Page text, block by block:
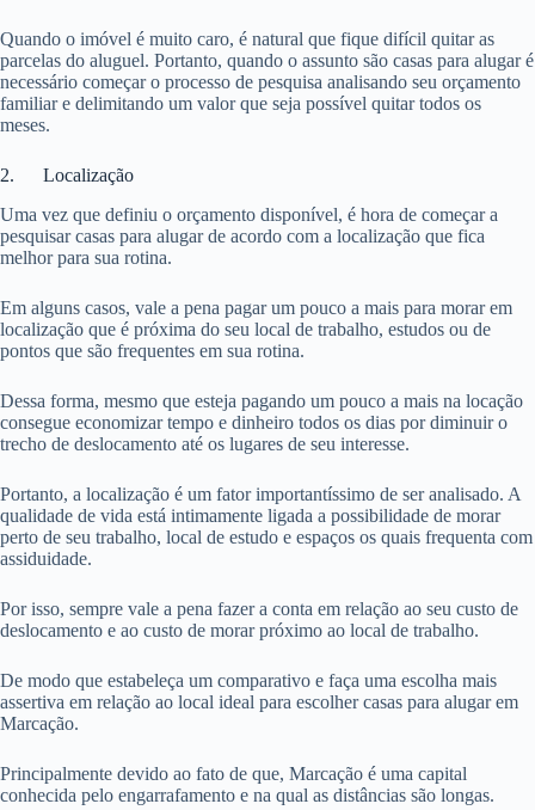
Quando o imóvel é muito caro, é natural que fique difícil quitar as
parcelas do aluguel. Portanto, quando o assunto são casas para alugar é
necessário começar o processo de pesquisa analisando seu orçamento
familiar e delimitando um valor que seja possível quitar todos os
meses.
2. Localização
Uma vez que definiu o orçamento disponível, é hora de começar a
pesquisar casas para alugar de acordo com a localização que fica
melhor para sua rotina.
Em alguns casos, vale a pena pagar um pouco a mais para morar em
localização que é próxima do seu local de trabalho, estudos ou de
pontos que são frequentes em sua rotina.
Dessa forma, mesmo que esteja pagando um pouco a mais na locação
consegue economizar tempo e dinheiro todos os dias por diminuir o
trecho de deslocamento até os lugares de seu interesse.
Portanto, a localização é um fator importantíssimo de ser analisado. A
qualidade de vida está intimamente ligada a possibilidade de morar
perto de seu trabalho, local de estudo e espaços os quais frequenta com
assiduidade.
Por isso, sempre vale a pena fazer a conta em relação ao seu custo de
deslocamento e ao custo de morar próximo ao local de trabalho.
De modo que estabeleça um comparativo e faça uma escolha mais
assertiva em relação ao local ideal para escolher casas para alugar em
Marcação.
Principalmente devido ao fato de que, Marcação é uma capital
conhecida pelo engarrafamento e na qual as distâncias são longas.